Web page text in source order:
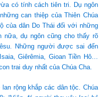
có tính cách tiên tri. Dụ ngôn
can thiệp của Thiên Chúa
của dân Do Thái đối với những
dụ ngôn cũng cho thấy rõ
Những người được sai đến
Giêrêmia, Gioan Tiền Hô…
trai duy nhất của Chúa Cha.
rộng khắp các dân tộc. Chúa